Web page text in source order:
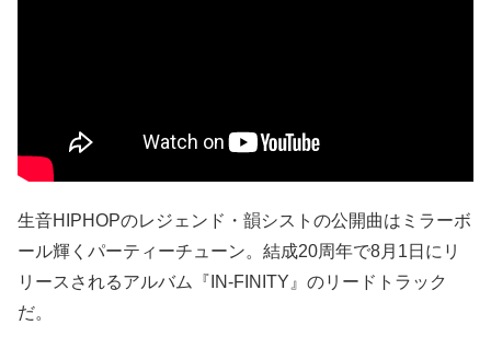
生音HIPHOPのレジェンド・韻シストの公開曲はミラーボ
ール輝くパーティーチューン。結成20周年で8月1日にリ
リースされるアルバム『IN-FINITY』のリードトラック
だ。